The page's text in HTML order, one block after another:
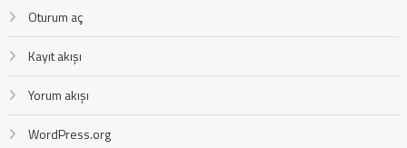
Oturum aç
Kayıt akışı
Yorum akışı
WordPress.org